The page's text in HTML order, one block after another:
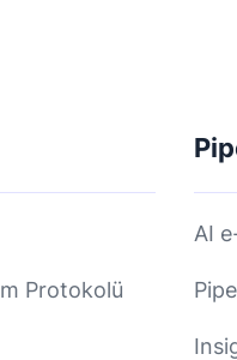
Protokolü
AI